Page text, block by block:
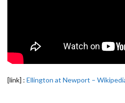
[link] : Ellington at Newport –